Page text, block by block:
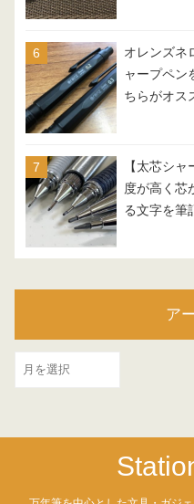
オレンズネ
ャープペン
ちらがオス
【太芯シ
度が高く芯
る文字を筆
ア
ア
ー
イ